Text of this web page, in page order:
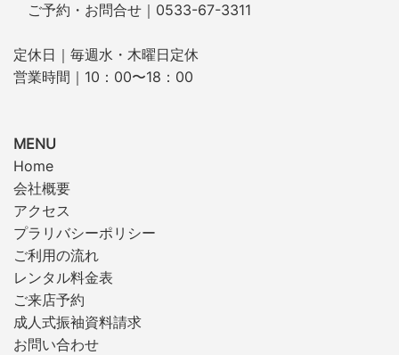
ご予約・お問合せ｜0533-67-3311
定休日｜毎週水・木曜日定休
営業時間｜10：00〜18：00
MENU
Home
会社概要
アクセス
プラリバシーポリシー
ご利用の流れ
レンタル料金表
ご来店予約
成人式振袖資料請求
お問い合わせ